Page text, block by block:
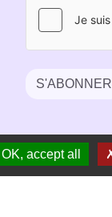
S'ABONNER
OK, accept all